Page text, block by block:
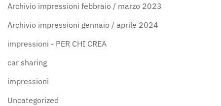
Archivio impressioni febbraio / marzo 2023
Archivio impressioni gennaio / aprile 2024
impressioni - PER CHI CREA
car sharing
impressioni
Uncategorized